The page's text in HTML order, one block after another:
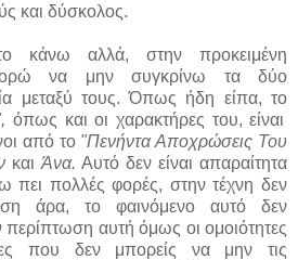
και δύσκολος.
κάνω αλλά, στην προκειμένη
να μην συγκρίνω τα δύο
μεταξύ τους. Όπως ήδη είπα, το
όπως και οι χαρακτήρες του, είναι
από το "Πενήντα Αποχρώσεις Του
και Άνα. Αυτό δεν είναι απαραίτητα
πολλές φορές, στην τέχνη δεν
άρα, το φαινόμενο αυτό δεν
περίπτωση αυτή όμως οι ομοιότητες
που δεν μπορείς να μην τις